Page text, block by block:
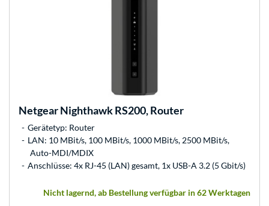
NetgearNighthawk RS200, Router
Gerätetyp: Router
LAN: 10 MBit/s, 100 MBit/s, 1000 MBit/s, 2500 MBit/s,
Auto-MDI/MDIX
Anschlüsse: 4x RJ-45 (LAN) gesamt, 1x USB-A 3.2 (5 Gbit/s)
Nicht lagernd, ab Bestellung verfügbar in 62 Werktagen